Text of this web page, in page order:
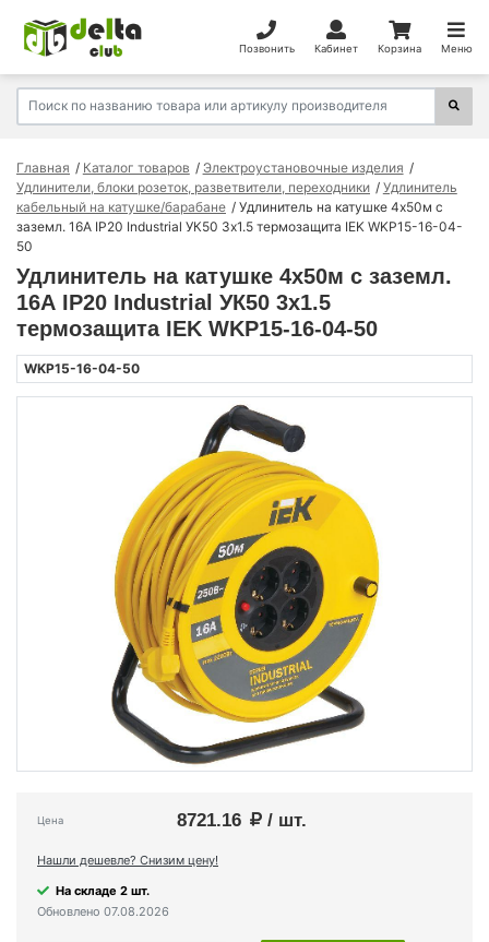
Позвонить Кабинет Корзина Меню
Главная Каталог товаров
Электроустановочные изделия
Удлинители, блоки розеток, разветвители, переходники
Удлинитель
кабельный на катушке/барабане
Удлинитель на катушке 4х50м с
заземл. 16А IP20 Industrial УК50 3х1.5 термозащита IEK WKP15-16-04-
50
Удлинитель на катушке 4х50м с заземл.
16А IP20 Industrial УК50 3х1.5
термозащита IEK WKP15-16-04-50
WKP15-16-04-50
Цена 8721.16 / шт.
Нашли дешевле? Снизим цену!
На складе 2 шт.
Обновлено 07.08.2026